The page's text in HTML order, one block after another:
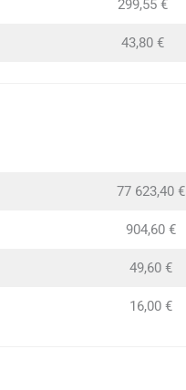
299,55 €
43,80 €
77 623,40 €
904,60 €
49,60 €
16,00 €